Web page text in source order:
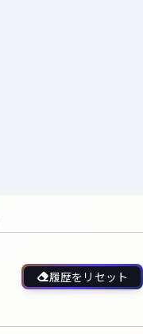
履歴をリセット